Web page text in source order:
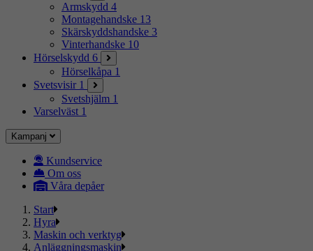
Armskydd 4
Montagehandske 13
Skärskyddshandske 3
Vinterhandske 10
Hörselskydd 6
Hörselkåpa 1
Svetsvisir 1
Svetshjälm 1
Varselväst 1
Kampanj
Kundservice
Om oss
Våra depåer
Start
Hyra
Maskin och verktyg
Anläggningsmaskin